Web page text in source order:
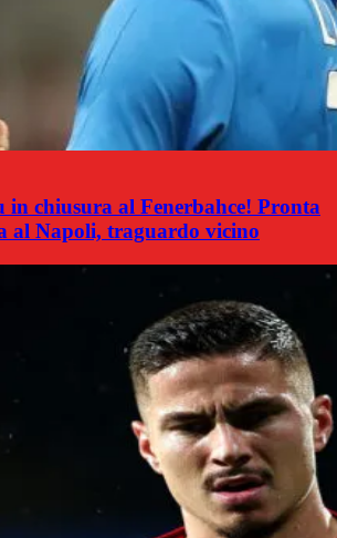
chiusura al Fenerbahce! Pronta
al Napoli, traguardo vicino